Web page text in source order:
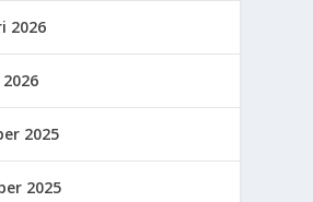
2026
2025
2025